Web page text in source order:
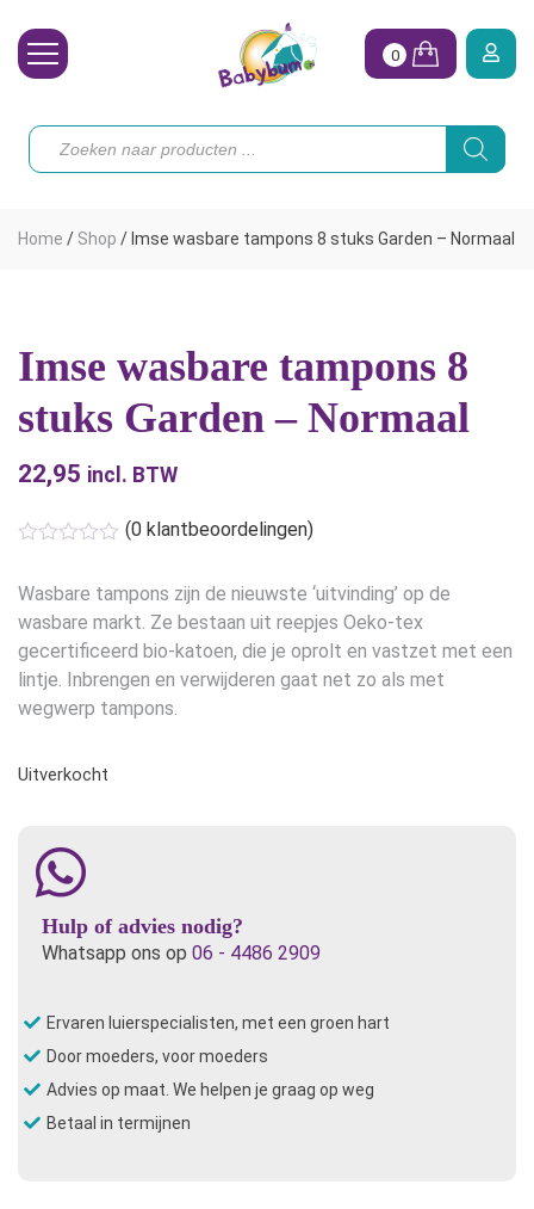
Toebehoren
Onze merken
Hoe begin ik?
0
Producten
zoeken
Home / Shop / Imse wasbare tampons 8 stuks Garden – Normaal
Imse wasbare tampons 8
stuks Garden – Normaal
22,95 incl. BTW
(0 klantbeoordelingen)
Wasbare tampons zijn de nieuwste ‘uitvinding’ op de
wasbare markt. Ze bestaan uit reepjes Oeko-tex
gecertificeerd bio-katoen, die je oprolt en vastzet met een
lintje. Inbrengen en verwijderen gaat net zo als met
wegwerp tampons.
Uitverkocht
Hulp of advies nodig?
Whatsapp ons op 06 - 4486 2909
Ervaren luierspecialisten, met een groen hart
Door moeders, voor moeders
Advies op maat. We helpen je graag op weg
Betaal in termijnen